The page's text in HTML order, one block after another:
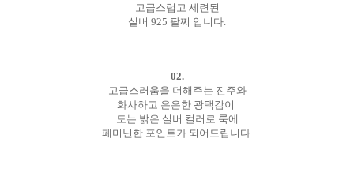
고급스럽고 세련된
실버 925 팔찌 입니다.
02.
고급스러움을 더해주는 진주와
화사하고 은은한 광택감이
도는 밝은 실버 컬러로 룩에
페미닌한 포인트가 되어드립니다.